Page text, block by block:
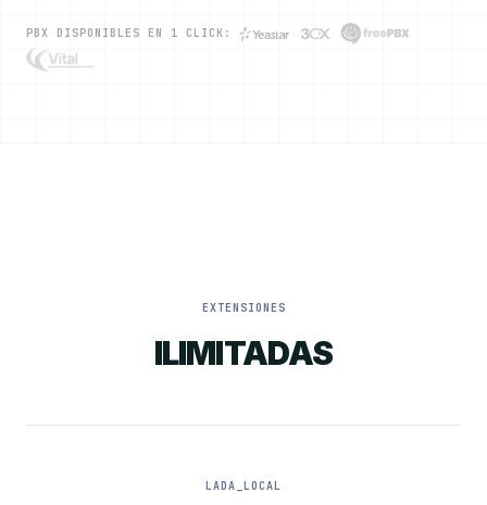
PBX DISPONIBLES EN 1 CLICK:
EXTENSIONES
ILIMITADAS
LADA_LOCAL